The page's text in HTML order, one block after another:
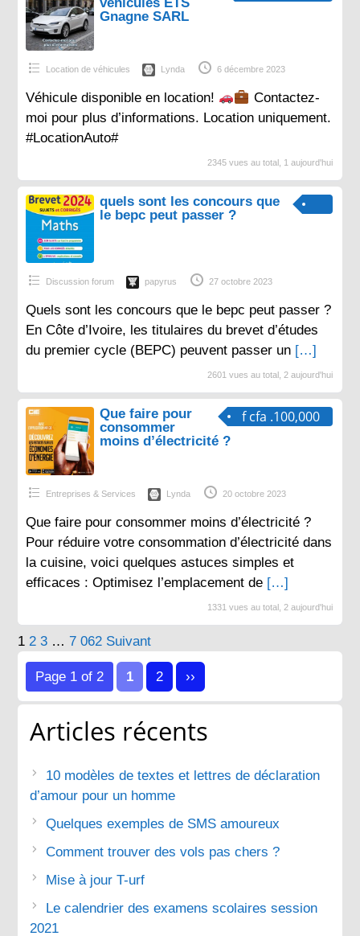
Gnagne SARL
Location de véhicules Lynda 6 décembre 2023
Véhicule disponible en location!
Contactez-
moi pour plus d’informations. Location uniquement.
#LocationAuto#
2345 vues au total, 1 aujourd'hui
quels sont les concours que
le bepc peut passer ?
Discussion forum papyrus 27 octobre 2023
Quels sont les concours que le bepc peut passer ?
En Côte d’Ivoire, les titulaires du brevet d’études
du premier cycle (BEPC) peuvent passer un […]
2601 vues au total, 2 aujourd'hui
f cfa .100,000
Que faire pour
consommer
moins d’électricité ?
Entreprises & Services Lynda 20 octobre 2023
Que faire pour consommer moins d’électricité ?
Pour réduire votre consommation d’électricité dans
la cuisine, voici quelques astuces simples et
efficaces : Optimisez l’emplacement de […]
1331 vues au total, 2 aujourd'hui
Pagination
des
publications
1 2 3 … 7 062 Suivant
Page 1 of 2 1 2 ››
Articles récents
10 modèles de textes et lettres de déclaration
d’amour pour un homme
Quelques exemples de SMS amoureux
Comment trouver des vols pas chers ?
Mise à jour T-urf
Le calendrier des examens scolaires session
2021